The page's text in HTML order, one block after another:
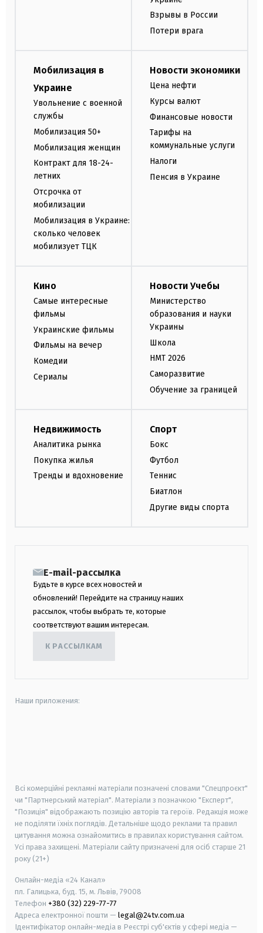
Взрывы в России
Потери врага
Мобилизация в
Украине
Увольнение с военной
службы
Мобилизация 50+
Мобилизация женщин
Контракт для 18-24-
летних
Отсрочка от
мобилизации
Мобилизация в Украине:
сколько человек
мобилизует ТЦК
Новости экономики
Цена нефти
Курсы валют
Финансовые новости
Тарифы на
коммунальные услуги
Налоги
Пенсия в Украине
Кино
Самые интересные
фильмы
Украинские фильмы
Фильмы на вечер
Комедии
Сериалы
Новости Учебы
Министерство
образования и науки
Украины
Школа
НМТ 2026
Саморазвитие
Обучение за границей
Недвижимость
Аналитика рынка
Покупка жилья
Тренды и вдохновение
Спорт
Бокс
Футбол
Теннис
Биатлон
Другие виды спорта
E-mail-рассылка
Будьте в курсе всех новостей и
обновлений! Перейдите на страницу наших
рассылок, чтобы выбрать те, которые
соответствуют вашим интересам.
К РАССЫЛКАМ
Наши приложения:
Всі комерційні рекламні матеріали позначені словами "Спецпроєкт"
чи "Партнерський матеріал". Матеріали з позначкою "Експерт",
"Позиція" відображають позицію авторів та героїв. Редакція може
не поділяти їхніх поглядів. Детальніше щодо реклами та правил
цитування можна ознайомитись в правилах користування сайтом.
Усі права захищені. Матеріали сайту призначені для осіб старше 21
року (21+)
Онлайн-медіа «24 Канал»
пл. Галицька, буд. 15, м. Львів, 79008
Телефон +380 (32) 229-77-77
Адреса електронної пошти — legal@24tv.com.ua
Ідентифікатор онлайн-медіа в Реєстрі суб'єктів у сфері медіа —